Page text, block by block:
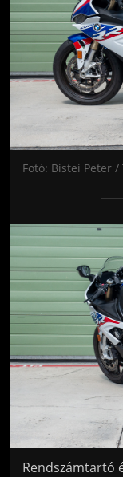
Fotó: Bistei Peter /
Rendszámtartó